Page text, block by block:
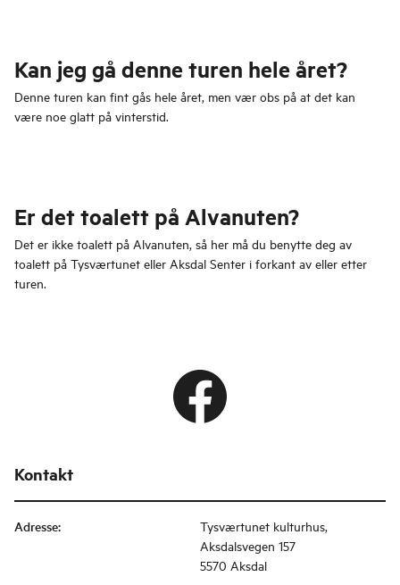
Kan jeg gå denne turen hele året?
Denne turen kan fint gås hele året, men vær obs på at det kan
være noe glatt på vinterstid.
Er det toalett på Alvanuten?
Det er ikke toalett på Alvanuten, så her må du benytte deg av
toalett på Tysværtunet eller Aksdal Senter i forkant av eller etter
turen.
Kontakt
Adresse:
Tysværtunet kulturhus,
Aksdalsvegen 157
5570 Aksdal